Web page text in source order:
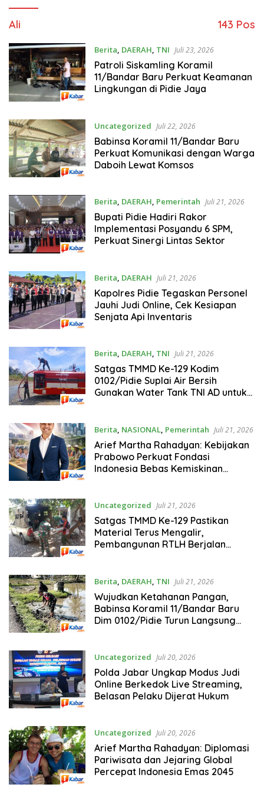
Ali 143 Pos
Berita, DAERAH, TNI Juli 23, 2026
Patroli Siskamling Koramil
11/Bandar Baru Perkuat Keamanan
Lingkungan di Pidie Jaya
Uncategorized Juli 22, 2026
Babinsa Koramil 11/Bandar Baru
Perkuat Komunikasi dengan Warga
Daboih Lewat Komsos
Berita, DAERAH, Pemerintah Juli 21, 2026
Bupati Pidie Hadiri Rakor
Implementasi Posyandu 6 SPM,
Perkuat Sinergi Lintas Sektor
Berita, DAERAH Juli 21, 2026
‎‎Kapolres Pidie Tegaskan Personel
Jauhi Judi Online, Cek Kesiapan
Senjata Api Inventaris
Berita, DAERAH, TNI Juli 21, 2026
Satgas TMMD Ke-129 Kodim
0102/Pidie Suplai Air Bersih
Gunakan Water Tank TNI AD untuk
Berita NASIONAL Pemerintah Juli 21, 2026
Arief Martha Rahadyan: Kebijakan
Prabowo Perkuat Fondasi
Indonesia Bebas Kemiskinan
Uncategorized Juli 21, 2026
Satgas TMMD Ke-129 Pastikan
Material Terus Mengalir,
Pembangunan RTLH Berjalan
Berita DAERAH TNI Juli 21, 2026
Wujudkan Ketahanan Pangan,
Babinsa Koramil 11/Bandar Baru
Dim 0102/Pidie Turun Langsung
Uncategorized Juli 20, 2026
Polda Jabar Ungkap Modus Judi
Online Berkedok Live Streaming,
Belasan Pelaku Dijerat Hukum
Uncategorized Juli 20, 2026
Arief Martha Rahadyan: Diplomasi
Pariwisata dan Jejaring Global
Percepat Indonesia Emas 2045